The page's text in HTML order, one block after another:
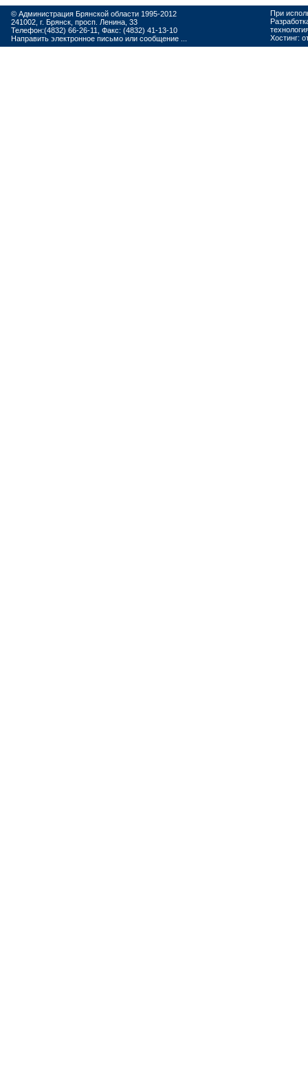
© Администрация Брянской области 1995-2012
241002, г. Брянск, просп. Ленина, 33
Телефон:(4832) 66-26-11, Факс: (4832) 41-13-10
Направить электронное письмо или сообщение ...
При
Хостинг: